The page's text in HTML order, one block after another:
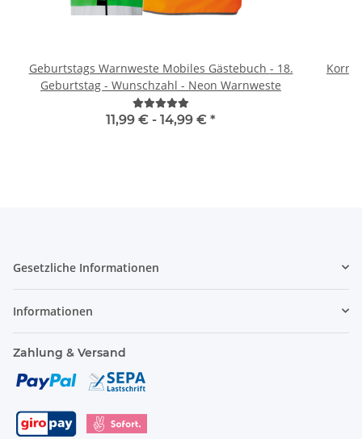
Geburtstags Warnweste Mobiles Gästebuch - 18.
Geburtstag - Wunschzahl - Neon Warnweste
11,99 € - 14,99 € *
Gesetzliche Informationen
Informationen
Zahlung & Versand